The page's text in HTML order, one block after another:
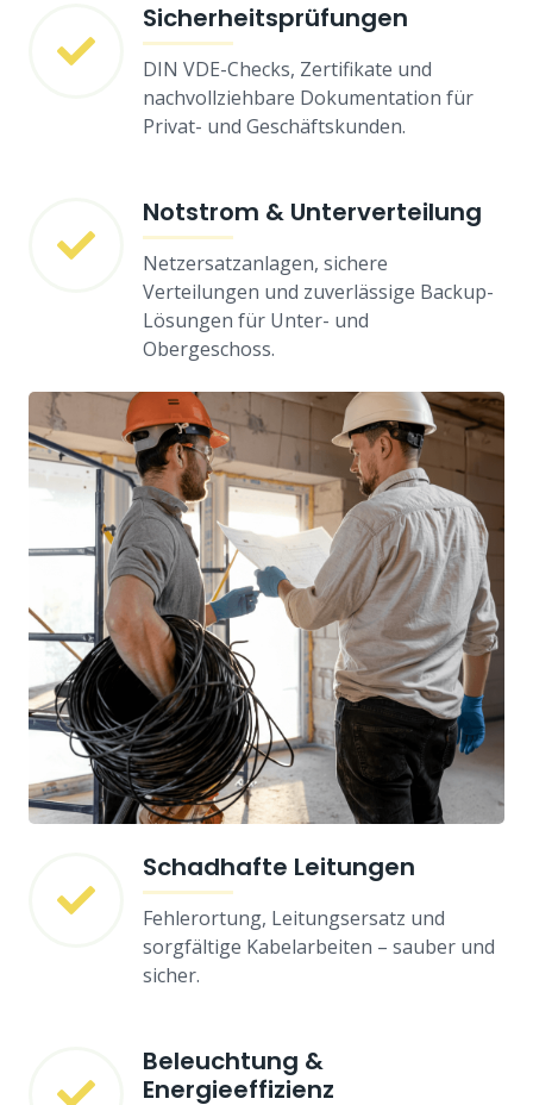
Sicherheitsprüfungen
DIN VDE-Checks, Zertifikate und
nachvollziehbare Dokumentation für
Privat- und Geschäftskunden.
Notstrom & Unterverteilung
Netzersatzanlagen, sichere
Verteilungen und zuverlässige Backup-
Lösungen für Unter- und
Obergeschoss.
Schadhafte Leitungen
Fehlerortung, Leitungsersatz und
sorgfältige Kabelarbeiten – sauber und
sicher.
Beleuchtung &
Energieeffizienz